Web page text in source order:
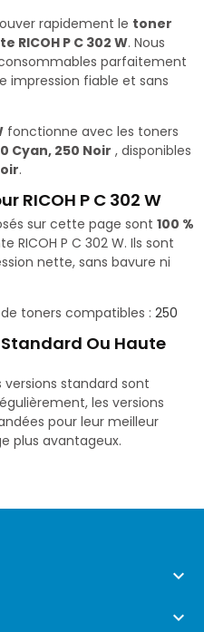
rapidement le toner
RICOH P C 302 W. Nous
parfaitement
impression fiable et sans
fonctionne avec les toners
Cyan, 250 Noir , disponibles
.
RICOH P C 302 W
sur cette page sont 100 %
RICOH P C 302 W. Ils sont
nette, sans bavure ni
toners compatibles : 250
Ou Haute
versions standard sont
les versions
pour leur meilleur
plus avantageux.

